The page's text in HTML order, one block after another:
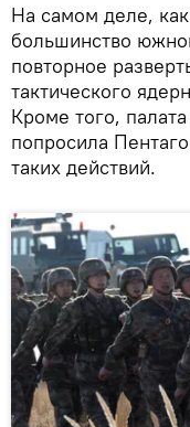
На самом деле,
большинство
повторное
тактического
Кроме того,
попросила
таких действий.